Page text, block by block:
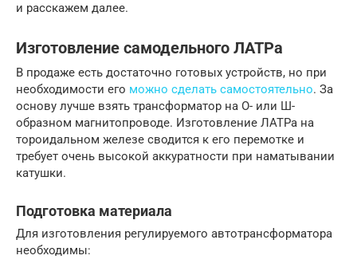
и расскажем далее.
Изготовление самодельного ЛАТРа
В продаже есть достаточно готовых устройств, но при
необходимости его можно сделать самостоятельно. За
основу лучше взять трансформатор на О- или Ш-
образном магнитопроводе. Изготовление ЛАТРа на
тороидальном железе сводится к его перемотке и
требует очень высокой аккуратности при наматывании
катушки.
Подготовка материала
Для изготовления регулируемого автотрансформатора
необходимы: